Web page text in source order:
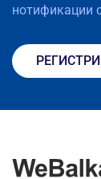
нотификации